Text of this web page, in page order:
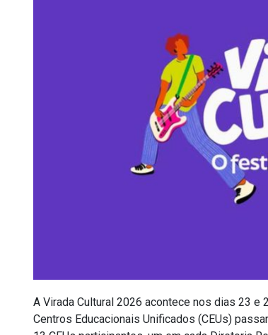
A Virada Cultural 2026 acontece nos dias 23 e
Centros Educacionais Unificados (CEUs)